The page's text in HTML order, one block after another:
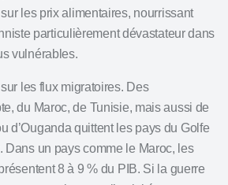
les prix alimentaires, nourrissant
particulièrement dévastateur dans
vulnérables.
les flux migratoires. Des
du Maroc, de Tunisie, mais aussi de
d’Ouganda quittent les pays du Golfe
Dans un pays comme le Maroc, les
8 à 9 % du PIB. Si la guerre